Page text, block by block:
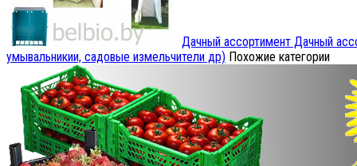
Дачный ассортимент Дачный
умывальникии, садовые измельчители др) Похожие категории